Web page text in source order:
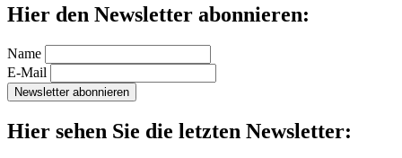
Hier den Newsletter abonnieren:
Name
E-Mail
Hier sehen Sie die letzten Newsletter: